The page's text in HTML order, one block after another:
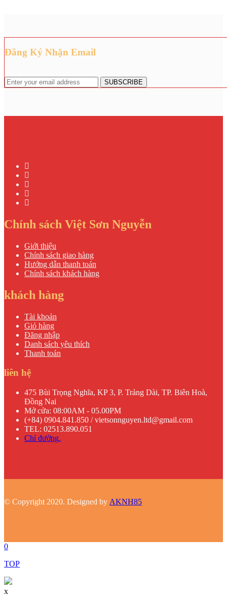
Đăng Ký Nhận Email
Chính sách Việt Sơn Nguyễn
Giới thiệu
Chính sách giao hàng
Hướng dẫn thanh toán
Chính sách khách hàng
khách hàng
Tài khoản
Giỏ hàng
Đăng nhập
Danh sách yêu thích
Thanh toán
liên hệ
475 Bùi Trọng Nghĩa, KP 3, P. Trảng Dài, TP. Biên Hoà,
Đồng Nai
Mở cửa: 08:00AM - 05.00PM
(+84) 0904.841.850 / vietsonnguyen.ltd@gmail.com
TEL: 02513.890.051
Chỉ đường.
© Copyright 2020. Designed by AKNH85
0
TOP
x